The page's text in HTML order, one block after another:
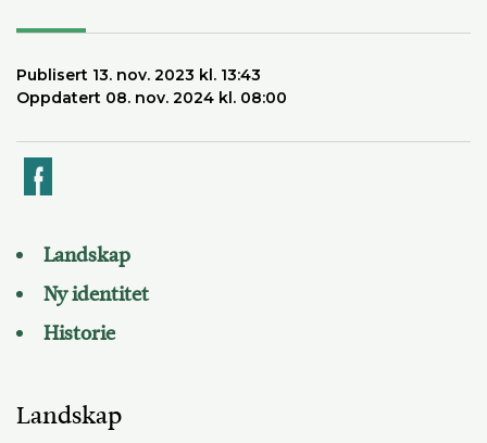
Publisert 13. nov. 2023 kl. 13:43
Oppdatert 08. nov. 2024 kl. 08:00
Landskap
Ny identitet
Historie
Landskap